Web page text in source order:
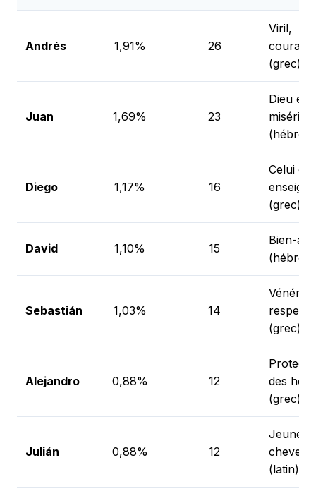
Andrés 1,91% 26
Viril,
(grec)
Juan 1,69% 23
Dieu est
(hébreu)
Diego 1,17% 16
Celui qui
enseigne
(grec)
David 1,10% 15
Bien-
(hébreu)
Sebastián 1,03% 14
(grec)
Alejandro 0,88% 12
des
(grec)
Julián 0,88% 12
Jeune,
(latin)